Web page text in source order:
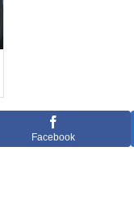
Facebook